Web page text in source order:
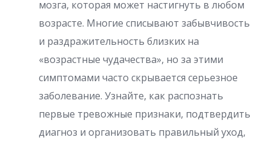
мозга, которая может настигнуть в любом
возрасте. Многие списывают забывчивость
и раздражительность близких на
«возрастные чудачества», но за этими
симптомами часто скрывается серьезное
заболевание. Узнайте, как распознать
первые тревожные признаки, подтвердить
диагноз и организовать правильный уход,